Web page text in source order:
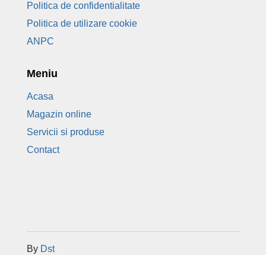
Politica de confidentialitate
Politica de utilizare cookie
ANPC
Meniu
Acasa
Magazin online
Servicii si produse
Contact
By Dst